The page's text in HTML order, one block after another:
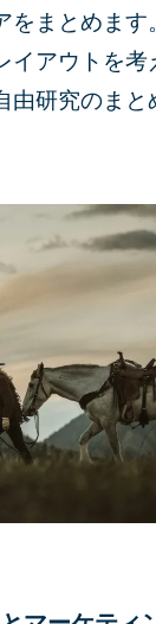
をまとめます
アウトを考
由研究のまと